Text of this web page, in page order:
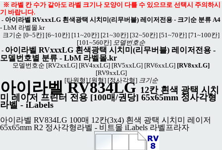
※ 라벨 칸 수가 같아도 라벨 크기나 모양이 다를 수 있으므로 선택시 주의하시
기 바랍니다.
- 아이라벨 RVxxxLG 흰색광택 시치미(리무버블) 레이저전용 - 크기순 분류 A4
- LbM 라벨몰.kr
크기순 [0~5칸] [6~10칸] [11~20칸] [21~30칸] [32~50칸] [51~70칸] [71~100칸]
[101~560칸] 모델번호순
- 아이라벨 RVxxxLG 흰색광택 시치미(리무버블) 레이저전용 -
모델번호별 분류 - LbM 라벨몰.kr
모델번호순 [RV2xxLG] [RV4xxLG] [RV5xxLG] [RV6xxLG] [RV8xxLG]
[RV9xxLG]
[타원형] [원형] [정사각형] 크기순
아이라벨 RV834LG12칸 흰색 광택 시치
미 레이저 프린터 전용 [100매/권당] 65x65mm 정사각형
라벨 - iLabels
아이라벨 RV834LG 100매 12칸(3x4) 흰색 광택 시치미 레이저
65x65mm R2 정사각형라벨 - 비트몰 iLabels 라벨프라자